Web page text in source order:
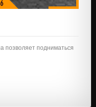
позволяет подниматься